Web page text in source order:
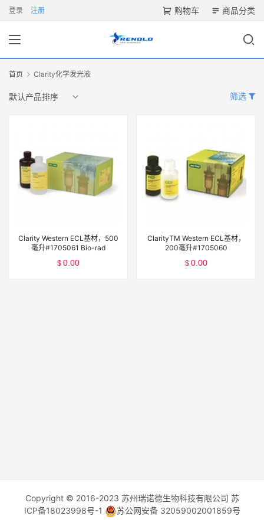
登录 注册 购物车 商品分类
首页 Clarity化学发光液
筛选
Clarity Western ECL基材，500
毫升#1705061 Bio-rad
$ 0.00
ClarityTM Western ECL基材，
200毫升#1705060
$ 0.00
Copyright © 2016-2023 苏州瑞诺德生物科技有限公司 苏
ICP备18023998号-1
苏公网安备 32059002001859号